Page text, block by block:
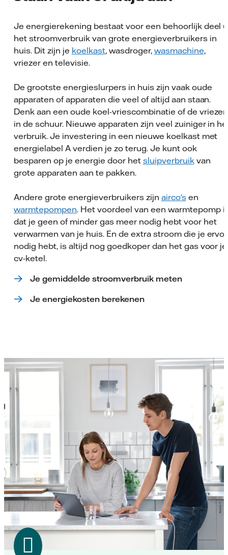
Je energierekening bestaat voor een behoorlijk deel
het stroomverbruik van grote energieverbruikers in
huis. Dit zijn je koelkast, wasdroger, wasmachine,
vriezer en televisie.
De grootste energieslurpers in huis zijn vaak oude
apparaten of apparaten die veel of altijd aan staan.
Denk aan een oude koel-vriescombinatie of de vriezer
in de schuur. Nieuwe apparaten zijn veel zuiniger in
verbruik. Je investering in een nieuwe koelkast met
energielabel A verdien je zo terug. Je kunt ook
besparen op je energie door het sluipverbruikvan
grote apparaten aan te pakken.
Andere grote energieverbruikers zijn airco'sen
warmtepompen. Het voordeel van een warmtepomp
dat je geen of minder gas meer nodig hebt voor het
verwarmen van je huis. En de extra stroom die je
nodig hebt, is altijd nog goedkoper dan het gas voor je
cv-ketel.
Je gemiddelde stroomverbruik meten
Je energiekosten berekenen